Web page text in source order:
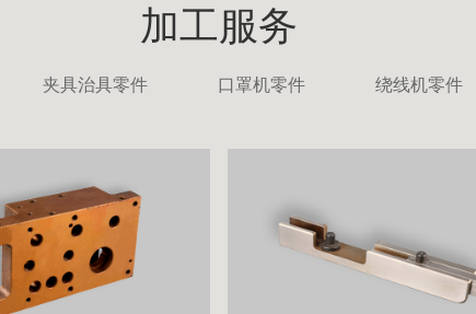
加工服务
夹具治具零件 口罩机零件 绕线机零件